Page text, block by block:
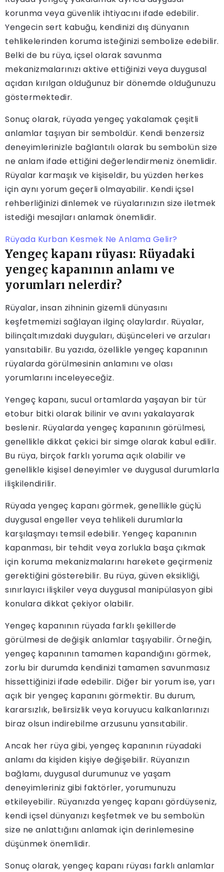
korunma veya güvenlik ihtiyacını ifade edebilir.
Yengecin sert kabuğu, kendinizi dış dünyanın
tehlikelerinden koruma isteğinizi sembolize edebilir.
Belki de bu rüya, içsel olarak savunma
mekanizmalarınızı aktive ettiğinizi veya duygusal
açıdan kırılgan olduğunuz bir dönemde olduğunuzu
göstermektedir.
Sonuç olarak, rüyada yengeç yakalamak çeşitli
anlamlar taşıyan bir semboldür. Kendi benzersiz
deneyimlerinizle bağlantılı olarak bu sembolün size
ne anlam ifade ettiğini değerlendirmeniz önemlidir.
Rüyalar karmaşık ve kişiseldir, bu yüzden herkes
için aynı yorum geçerli olmayabilir. Kendi içsel
rehberliğinizi dinlemek ve rüyalarınızın size iletmek
istediği mesajları anlamak önemlidir.
Rüyada Kurban Kesmek Ne Anlama Gelir?
Yengeç kapanı rüyası: Rüyadaki
yengeç kapanının anlamı ve
yorumları nelerdir?
Rüyalar, insan zihninin gizemli dünyasını
keşfetmemizi sağlayan ilginç olaylardır. Rüyalar,
bilinçaltımızdaki duyguları, düşünceleri ve arzuları
yansıtabilir. Bu yazıda, özellikle yengeç kapanının
rüyalarda görülmesinin anlamını ve olası
yorumlarını inceleyeceğiz.
Yengeç kapanı, sucul ortamlarda yaşayan bir tür
etobur bitki olarak bilinir ve avını yakalayarak
beslenir. Rüyalarda yengeç kapanının görülmesi,
genellikle dikkat çekici bir simge olarak kabul edilir.
Bu rüya, birçok farklı yoruma açık olabilir ve
genellikle kişisel deneyimler ve duygusal durumlarla
ilişkilendirilir.
Rüyada yengeç kapanı görmek, genellikle güçlü
duygusal engeller veya tehlikeli durumlarla
karşılaşmayı temsil edebilir. Yengeç kapanının
kapanması, bir tehdit veya zorlukla başa çıkmak
için koruma mekanizmalarını harekete geçirmeniz
gerektiğini gösterebilir. Bu rüya, güven eksikliği,
sınırlayıcı ilişkiler veya duygusal manipülasyon gibi
konulara dikkat çekiyor olabilir.
Yengeç kapanının rüyada farklı şekillerde
görülmesi de değişik anlamlar taşıyabilir. Örneğin,
yengeç kapanının tamamen kapandığını görmek,
zorlu bir durumda kendinizi tamamen savunmasız
hissettiğinizi ifade edebilir. Diğer bir yorum ise, yarı
açık bir yengeç kapanını görmektir. Bu durum,
kararsızlık, belirsizlik veya koruyucu kalkanlarınızı
biraz olsun indirebilme arzusunu yansıtabilir.
Ancak her rüya gibi, yengeç kapanının rüyadaki
anlamı da kişiden kişiye değişebilir. Rüyanızın
bağlamı, duygusal durumunuz ve yaşam
deneyimleriniz gibi faktörler, yorumunuzu
etkileyebilir. Rüyanızda yengeç kapanı gördüyseniz,
kendi içsel dünyanızı keşfetmek ve bu sembolün
size ne anlattığını anlamak için derinlemesine
düşünmek önemlidir.
Sonuç olarak, yengeç kapanı rüyası farklı anlamlar